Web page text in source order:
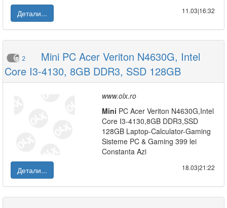
Детали...
11.03|16:32
2
Mini PC Acer Veriton N4630G, Intel
Core I3-4130, 8GB DDR3, SSD 128GB
www.olx.ro
Mini PC Acer Veriton N4630G,Intel
Core I3-4130,8GB DDR3,SSD
128GB Laptop-Calculator-Gaming
Sisteme PC & Gaming 399 lei
Constanta Azi
Детали...
18.03|21:22